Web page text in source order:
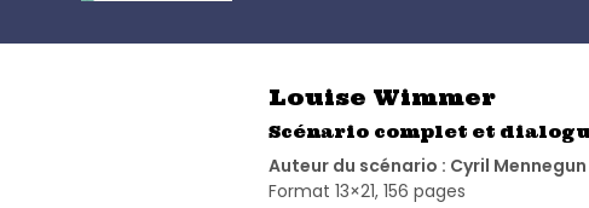
Louise Wimmer
Scénario complet et
Auteur du scénario : Cyril Mennegun
Format 13×21, 156 pages